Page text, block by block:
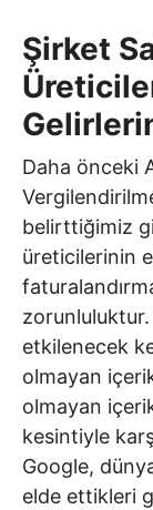
Şirket
Daha önceki
belirttiğimiz
üreticilerinin
etkilenecek
olmayan
olmayan
kesintiyle
Google,
elde ettikleri